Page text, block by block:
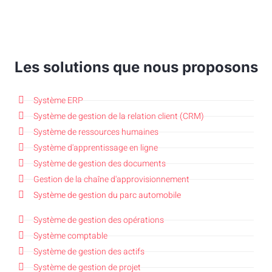
Les solutions que nous proposons
Système ERP
Système de gestion de la relation client (CRM)
Système de ressources humaines
Système d'apprentissage en ligne
Système de gestion des documents
Gestion de la chaîne d'approvisionnement
Système de gestion du parc automobile
Système de gestion des opérations
Système comptable
Système de gestion des actifs
Système de gestion de projet